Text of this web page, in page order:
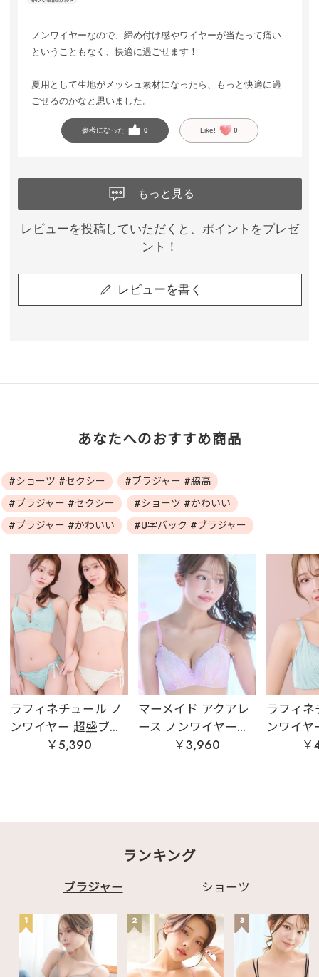
ノンワイヤーなので、締め付け感やワイヤーが当たって痛い
ということもなく、快適に過ごせます！
夏用として生地がメッシュ素材になったら、もっと快適に過
ごせるのかなと思いました。
参考になった 0 Like! 0
もっと見る
レビューを投稿していただくと、ポイントをプレゼ
ント！
レビューを書く
あなたへのおすすめ商品
#ショーツ #セクシー
#ブラジャー #脇高
#ブラジャー #セクシー
#ショーツ #かわいい
#ブラジャー #かわいい
#U字バック #ブラジャー
ラフィネチュール ノ
ンワイヤー 超盛ブ...
￥5,390
マーメイド アクアレ
ース ノンワイヤー...
￥3,960
ラフィ
ンワイヤ
ランキング
ブラジャー ショーツ
1 2 3